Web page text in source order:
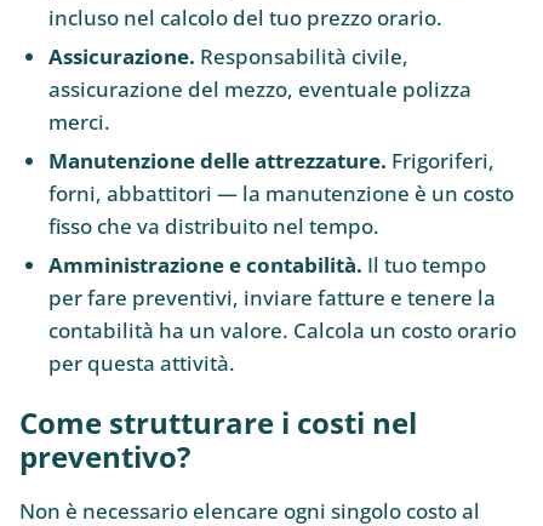
incluso nel calcolo del tuo prezzo orario.
Assicurazione. Responsabilità civile,
assicurazione del mezzo, eventuale polizza
merci.
Manutenzione delle attrezzature. Frigoriferi,
forni, abbattitori — la manutenzione è un costo
fisso che va distribuito nel tempo.
Amministrazione e contabilità. Il tuo tempo
per fare preventivi, inviare fatture e tenere la
contabilità ha un valore. Calcola un costo orario
per questa attività.
Come strutturare i costi nel
preventivo?
Non è necessario elencare ogni singolo costo al